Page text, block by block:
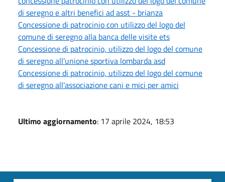
di seregno e altri benefici ad asst - brianza
Concessione di patrocinio con utilizzo del logo del
comune di seregno alla banca delle visite ets
Concessione di patrocinio, utilizzo del logo del comune
di seregno all'unione sportiva lombarda asd
Concessione di patrocinio, utilizzo del logo del comune
di seregno all'associazione cani e mici per amici
Ultimo aggiornamento: 17 aprile 2024, 18:53